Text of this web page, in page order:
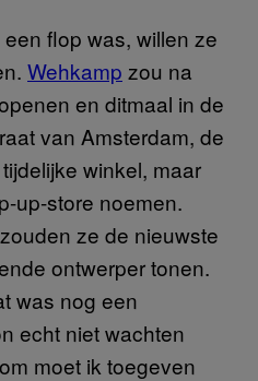
flop was, willen ze
Wehkamp zou na
en ditmaal in de
van Amsterdam, de
winkel, maar
up-store noemen.
ze de nieuwste
ontwerper tonen.
was nog een
echt niet wachten
moet ik toegeven